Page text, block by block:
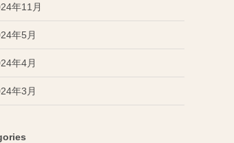
年11月
年5月
年4月
年3月